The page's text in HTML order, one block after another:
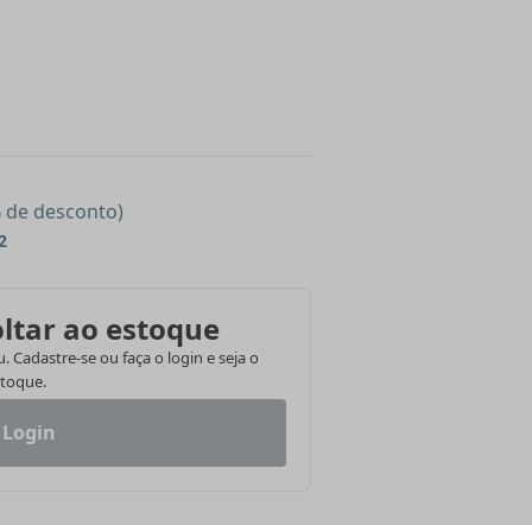
de desconto)
ao estoque
se ou faça o login e seja o